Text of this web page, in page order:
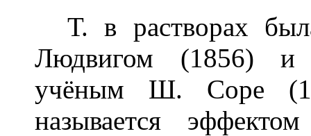
Т. в растворах
Людвигом (1856) и
учёным Ш. Соре
называется